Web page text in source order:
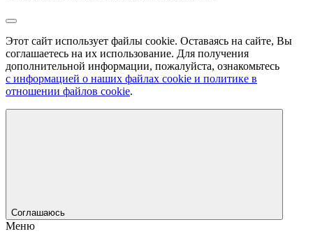
Этот сайт использует файлы cookie. Оставаясь на сайте, Вы
соглашаетесь на их использование. Для получения
дополнительной информации, пожалуйста, ознакомьтесь
с информацией о наших файлах cookie и политике в
отношении файлов cookie.
Соглашаюсь
Меню